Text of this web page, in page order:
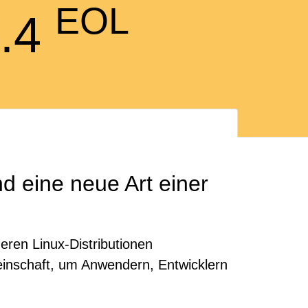
EOL
eine neue Art einer
Linux-Distributionen
um Anwendern, Entwicklern